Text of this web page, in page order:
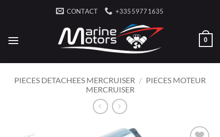
CONTACT +33559771635
0
PIECES DETACHEES MERCRUISER / PIECES MOTEUR
MERCRUISER